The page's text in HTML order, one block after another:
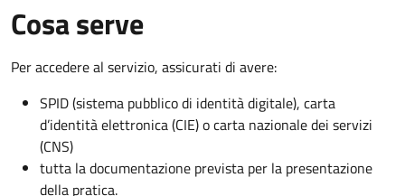
Cosa serve
Per accedere al servizio, assicurati di avere:
SPID (sistema pubblico di identità digitale), carta
d’identità elettronica (CIE) o carta nazionale dei servizi
(CNS)
tutta la documentazione prevista per la presentazione
della pratica.